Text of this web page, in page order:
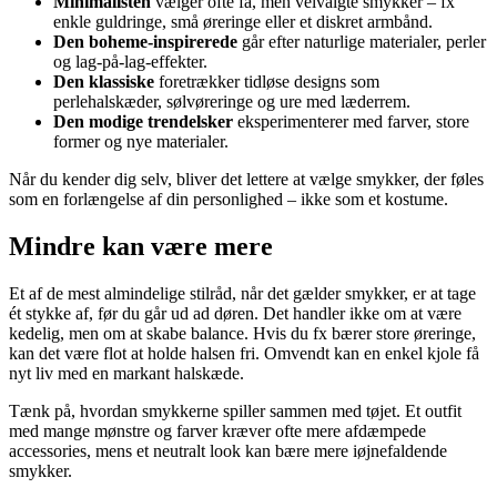
enkle guldringe, små øreringe eller et diskret armbånd.
Den boheme-inspirerede går efter naturlige materialer, perler
og lag-på-lag-effekter.
Den klassiske foretrækker tidløse designs som
perlehalskæder, sølvøreringe og ure med læderrem.
Den modige trendelsker eksperimenterer med farver, store
former og nye materialer.
Når du kender dig selv, bliver det lettere at vælge smykker, der føles
som en forlængelse af din personlighed – ikke som et kostume.
Mindre kan være mere
Et af de mest almindelige stilråd, når det gælder smykker, er at tage
ét stykke af, før du går ud ad døren. Det handler ikke om at være
kedelig, men om at skabe balance. Hvis du fx bærer store øreringe,
kan det være flot at holde halsen fri. Omvendt kan en enkel kjole få
nyt liv med en markant halskæde.
Tænk på, hvordan smykkerne spiller sammen med tøjet. Et outfit
med mange mønstre og farver kræver ofte mere afdæmpede
accessories, mens et neutralt look kan bære mere iøjnefaldende
smykker.